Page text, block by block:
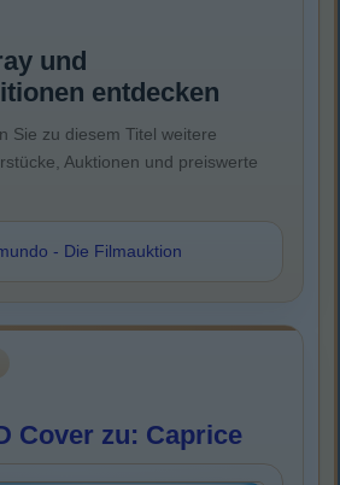
und
entdecken
Sie zu diesem Titel weitere
Auktionen und preiswerte
Cover zu: Caprice